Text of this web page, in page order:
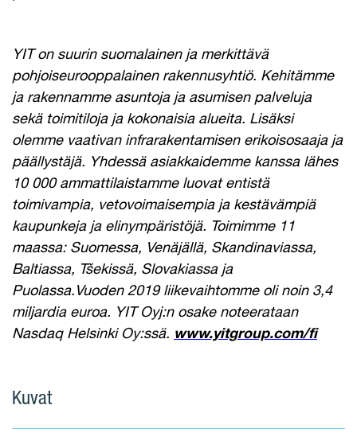
YIT on suurin suomalainen ja merkittävä
pohjoiseurooppalainen rakennusyhtiö. Kehitämme
ja rakennamme asuntoja ja asumisen palveluja
sekä toimitiloja ja kokonaisia alueita. Lisäksi
olemme vaativan infrarakentamisen erikoisosaaja ja
päällystäjä. Yhdessä asiakkaidemme kanssa lähes
10 000 ammattilaistamme luovat entistä
toimivampia, vetovoimaisempia ja kestävämpiä
kaupunkeja ja elinympäristöjä. Toimimme 11
maassa: Suomessa, Venäjällä, Skandinaviassa,
Baltiassa, Tšekissä, Slovakiassa ja
Puolassa.Vuoden 2019 liikevaihtomme oli noin 3,4
miljardia euroa. YIT Oyj:n osake noteerataan
Nasdaq Helsinki Oy:ssä. www.yitgroup.com/fi
Kuvat